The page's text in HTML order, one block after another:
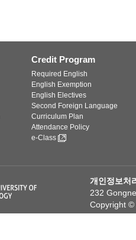
Credit Program
Required English
English Exemption
English Electives
Second Foreign Language
Curriculum Plan
Attendance Policy
e-Class
개인정보처
232
Copyright ©